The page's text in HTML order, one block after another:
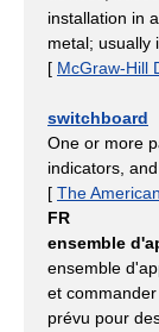
installation in
metal; usually
[ McGraw-Hill
switchboard
One or more
indicators,
[ The
FR
ensemble
ensemble
et
prévu pour